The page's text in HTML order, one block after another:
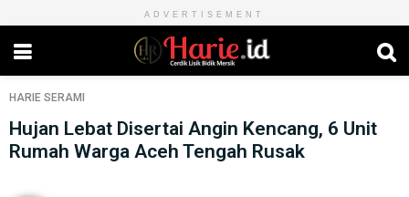
ADVERTISEMENT
HARIE SERAMI
Hujan Lebat Disertai Angin Kencang, 6 Unit
Rumah Warga Aceh Tengah Rusak